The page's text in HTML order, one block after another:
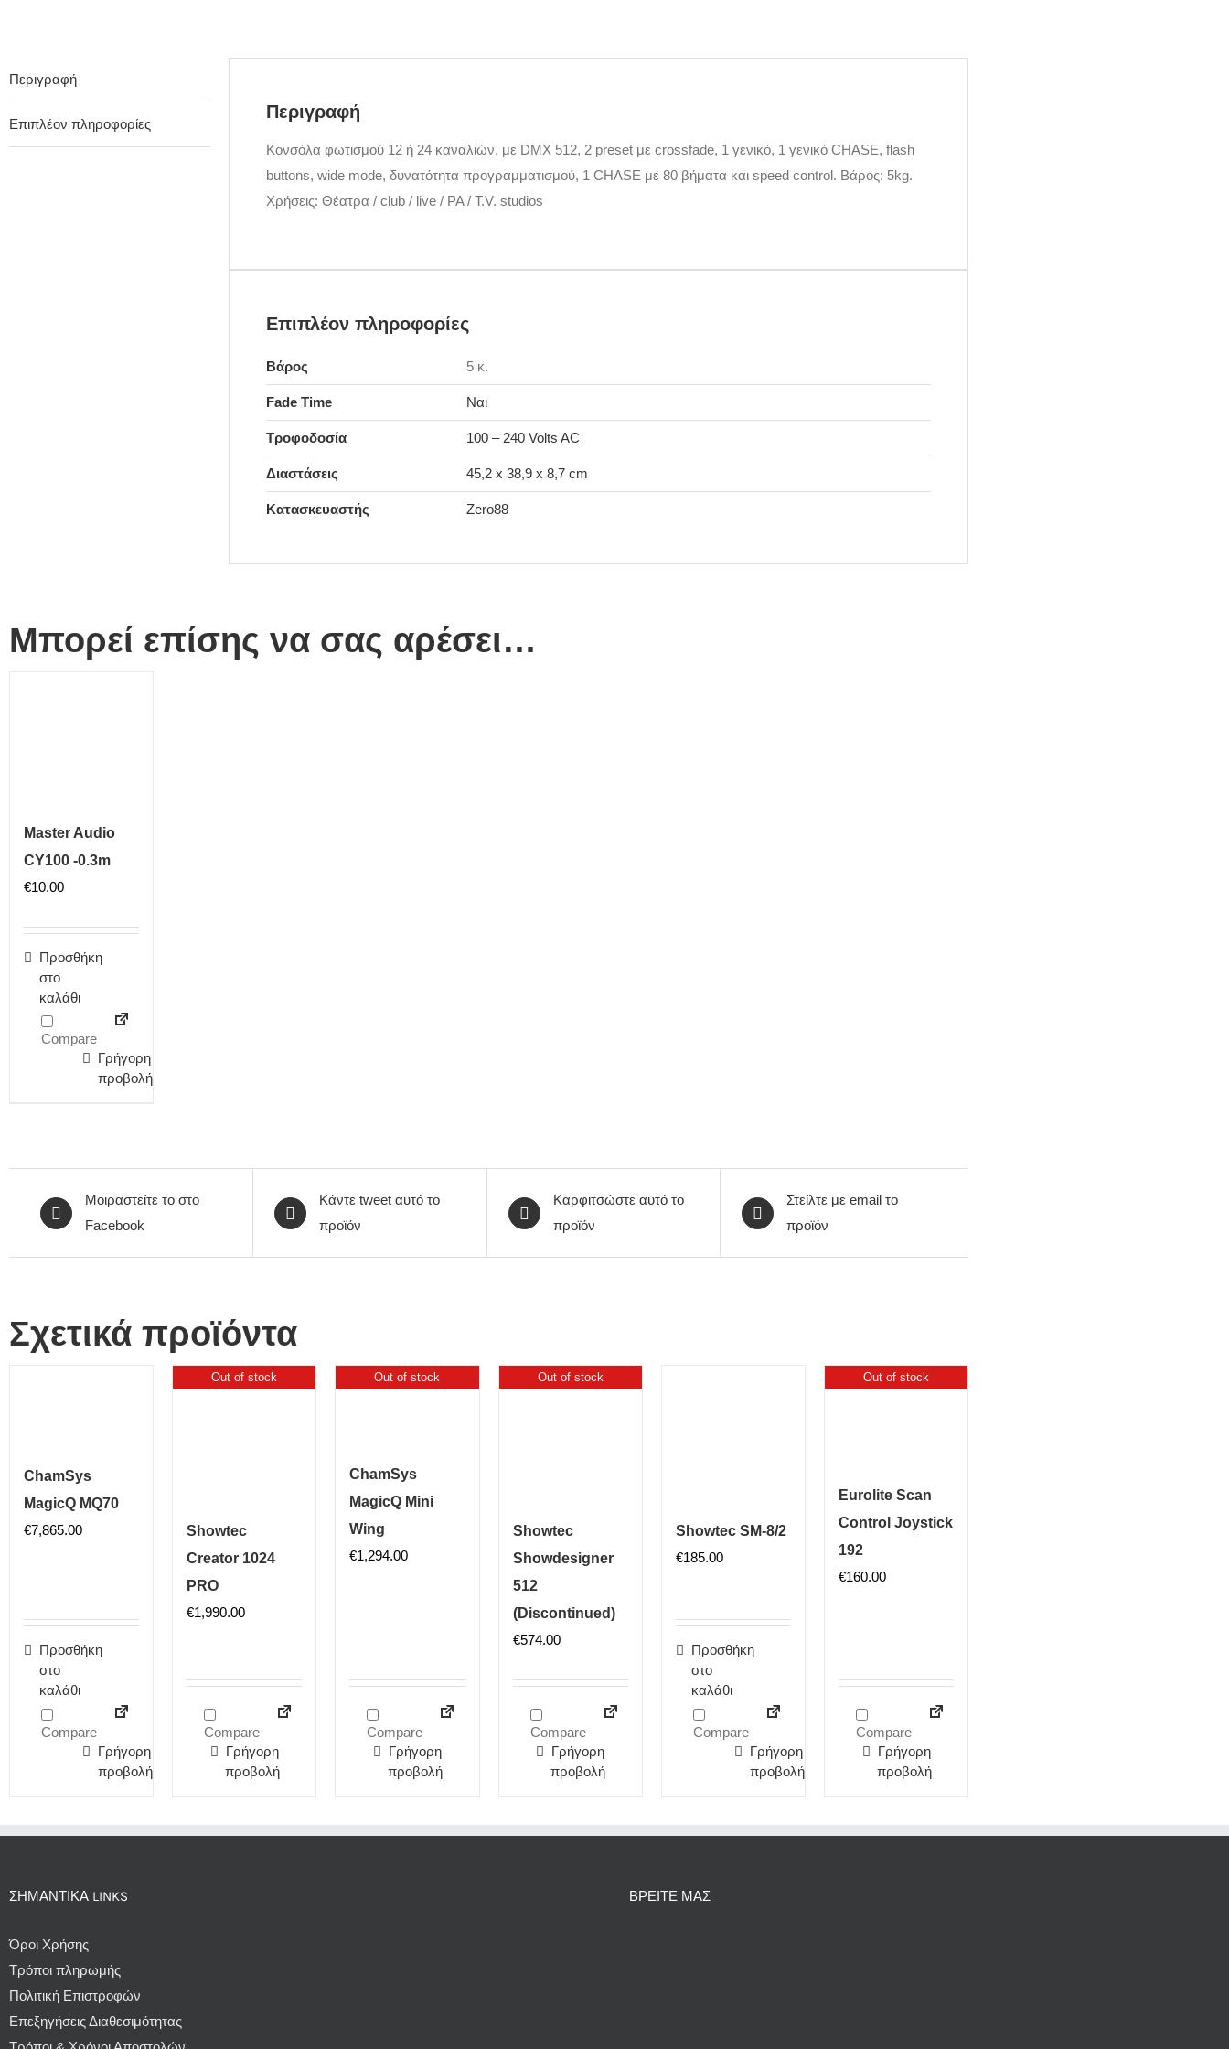
Περιγραφή
Επιπλέον πληροφορίες
Περιγραφή
Κονσόλα φωτισμού 12 ή 24 καναλιών, με DMX 512, 2 preset με crossfade, 1 γενικό, 1 γενικό CHASE, flash
buttons, wide mode, δυνατότητα προγραμματισμού, 1 CHASE με 80 βήματα και speed control. Βάρος: 5kg.
Χρήσεις: Θέατρα / club / live / PA / T.V. studios
Επιπλέον πληροφορίες
Βάρος 5 κ.
Fade Time Ναι
Τροφοδοσία 100 – 240 Volts AC
Διαστάσεις 45,2 x 38,9 x 8,7 cm
Κατασκευαστής Zero88
Μπορεί επίσης να σας αρέσει…
Master Audio
CY100 -0.3m
€10.00
Προσθήκη
στο
καλάθι
Compare
Γρήγορη
προβολή
Μοιραστείτε το στο
Facebook
Κάντε tweet αυτό το
προϊόν
Καρφιτσώστε αυτό το
προϊόν
Στείλτε με email το
προϊόν
Σχετικά προϊόντα
ChamSys
MagicQ MQ70
€7,865.00
Προσθήκη
στο
καλάθι
Compare
Γρήγορη
προβολή
Out of stock
Showtec
Creator 1024
PRO
€1,990.00
Compare
Γρήγορη
προβολή
Out of stock
ChamSys
MagicQ Mini
Wing
€1,294.00
Compare
Γρήγορη
προβολή
Out of stock
Showtec
Showdesigner
512
(Discontinued)
€574.00
Compare
Γρήγορη
προβολή
Showtec SM-8/2
€185.00
Προσθήκη
στο
καλάθι
Compare
Γρήγορη
προβολή
Out of stock
Eurolite Scan
Control Joystick
192
€160.00
Compare
Γρήγορη
προβολή
ΣΗΜΑΝΤΙΚΆ LINKS
Όροι Χρήσης
Τρόποι πληρωμής
Πολιτική Επιστροφών
Επεξηγήσεις Διαθεσιμότητας
ΒΡΕΙΤΕ ΜΑΣ